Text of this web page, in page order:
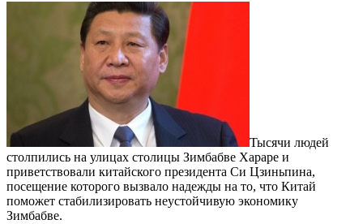
Тысячи людей
столпились на улицах столицы Зимбабве Хараре и
приветствовали китайского президента Си Цзиньпина,
посещение которого вызвало надежды на то, что Китай
поможет стабилизировать неустойчивую экономику
Зимбабве.